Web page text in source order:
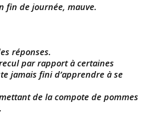
fin de journée, mauve.
réponses.
par rapport à certaines
jamais fini d’apprendre à se
de la compote de pommes